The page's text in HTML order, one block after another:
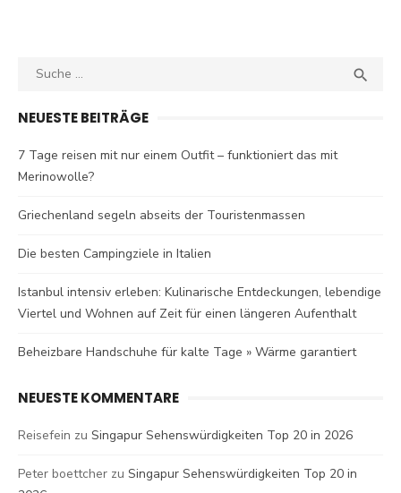
Search

NEUESTE BEITRÄGE
7 Tage reisen mit nur einem Outfit – funktioniert das mit
Merinowolle?
Griechenland segeln abseits der Touristenmassen
Die besten Campingziele in Italien
Istanbul intensiv erleben: Kulinarische Entdeckungen, lebendige
Viertel und Wohnen auf Zeit für einen längeren Aufenthalt
Beheizbare Handschuhe für kalte Tage » Wärme garantiert
NEUESTE KOMMENTARE
Reisefein zu Singapur Sehenswürdigkeiten Top 20 in 2026
Peter boettcher zu Singapur Sehenswürdigkeiten Top 20 in